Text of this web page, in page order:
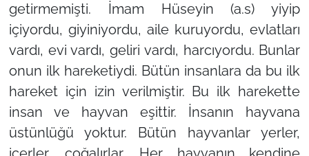
getirmemişti. İmam Hüseyin (a.s) yiyip
içiyordu, giyiniyordu, aile kuruyordu, evlatları
vardı, evi vardı, geliri vardı, harcıyordu. Bunlar
onun ilk hareketiydi. Bütün insanlara da bu ilk
hareket için izin verilmiştir. Bu ilk harekette
insan ve hayvan eşittir. İnsanın hayvana
üstünlüğü yoktur. Bütün hayvanlar yerler,